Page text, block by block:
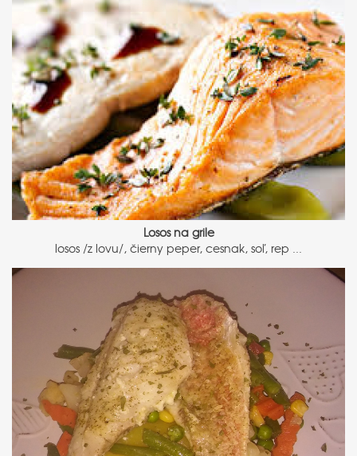
Losos na grile
losos /z lovu/, čierny peper, cesnak, soľ, rep ...